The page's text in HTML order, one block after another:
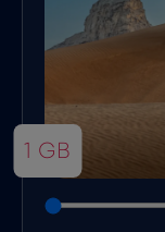
1 GB